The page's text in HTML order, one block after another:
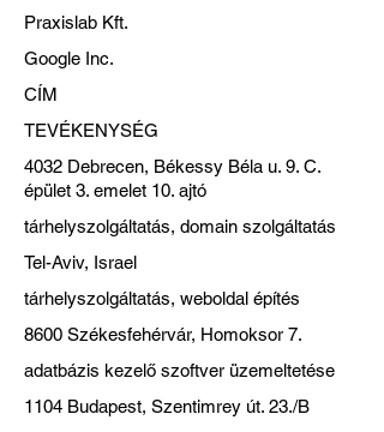
Praxislab Kft.
Google Inc.
CÍM
TEVÉKENYSÉG
4032 Debrecen, Békessy Béla u. 9. C.
épület 3. emelet 10. ajtó
tárhelyszolgáltatás, domain szolgáltatás
Tel-Aviv, Israel
tárhelyszolgáltatás, weboldal építés
8600 Székesfehérvár, Homoksor 7.
adatbázis kezelő szoftver üzemeltetése
1104 Budapest, Szentimrey út. 23./B